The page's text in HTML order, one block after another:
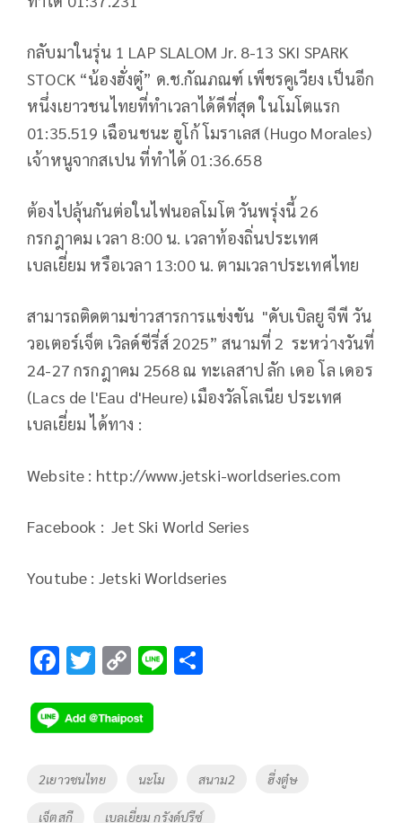
​กลับมาใ​​นรุ่น​ 1 LAP SLALOM Jr. 8-13 SKI SPARK
STOCK ​“น้องฮั่งตู๋” ​ ​ด.ช.กัณภณฑ์ เพ็ชรคูเวียง เป็นอีก
หนึ่งเยาวชนไทยที่ทำเวลาได้ดีที่สุด ในโมโตแรก
01:35.519 เฉือนชนะ ฮูโก้ โมราเลส (Hugo Morales)
เจ้าหนูจากสเปน ที่ทำได้ 01:36.658 ​
ต้องไปลุ้นกันต่อในไฟนอลโมโต วันพรุ่งนี้ 26 ​
กรกฎาคม เวลา 8:00 น. เวลาท้องถิ่นประเทศ
เบลเยี่ยม หรือเวลา 13:00 น. ตามเวลาประเทศไทย ​
สามารถติดตามข่าวสารการแข่งขัน "ดับเบิลยู จีพี วัน
วอเตอร์เจ็ต เวิลด์ซีรี่ส์ 2025” สนามที่ 2 ระหว่างวันที่
24-27 กรกฎาคม 2568 ณ ​ ​ทะเลสาป ลัก เดอ โล เดอร
(Lacs de l'Eau d'Heure) ​ ​เมืองวัลโลเนีย ประเทศ
เบลเยี่ยม ได้ทาง :​
Website : http://www.jetski-worldseries.com
Facebook : Jet Ski World Series
Youtube : Jetski Worldseries
F
e
b
o
o
T
tt
er
C
p
y
Li
n
Li
Tags
2เยาวชนไทย นะโม สนาม2 ฮี่งตู๋ษ
เจ็ตสกี เบลเยี่ยม กรังด์ปรีซ์